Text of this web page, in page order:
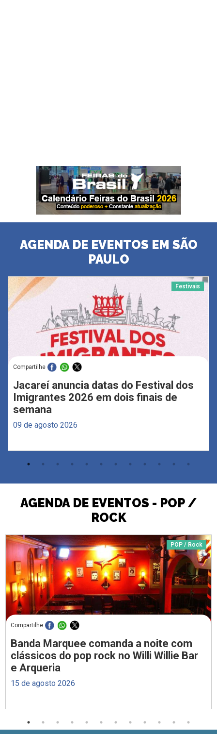
AGENDA DE EVENTOS EM SÃO
PAULO
Festivais
Compartilhe
Jacareí anuncia datas do Festival dos
Imigrantes 2026 em dois finais de
semana
09 de agosto 2026
AGENDA DE EVENTOS - POP /
ROCK
POP / Rock
Compartilhe
Banda Marquee comanda a noite com
clássicos do pop rock no Willi Willie Bar
e Arqueria
15 de agosto 2026